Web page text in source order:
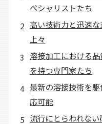
ペシャリストたち
高い技術力と迅速
上々
溶接加工における
を持つ専門家たち
最新の溶接技術を
応可能
流行にとらわれな